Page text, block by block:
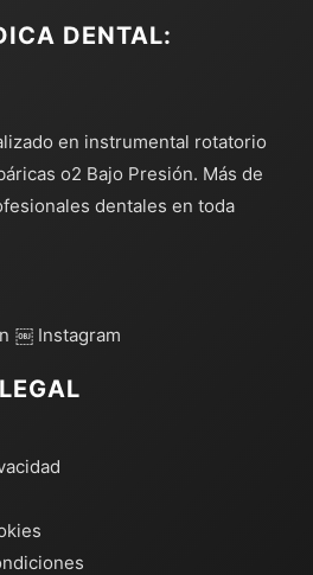
DENTAL:
en instrumental rotatorio
o2 Bajo Presión. Más de
dentales en toda
￼ Instagram